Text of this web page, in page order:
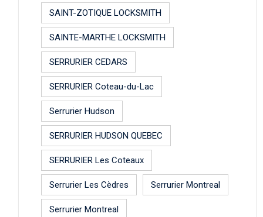
SAINT-ZOTIQUE LOCKSMITH
SAINTE-MARTHE LOCKSMITH
SERRURIER CEDARS
SERRURIER Coteau-du-Lac
Serrurier Hudson
SERRURIER HUDSON QUEBEC
SERRURIER Les Coteaux
Serrurier Les Cèdres Serrurier Montreal
Serrurier Montreal